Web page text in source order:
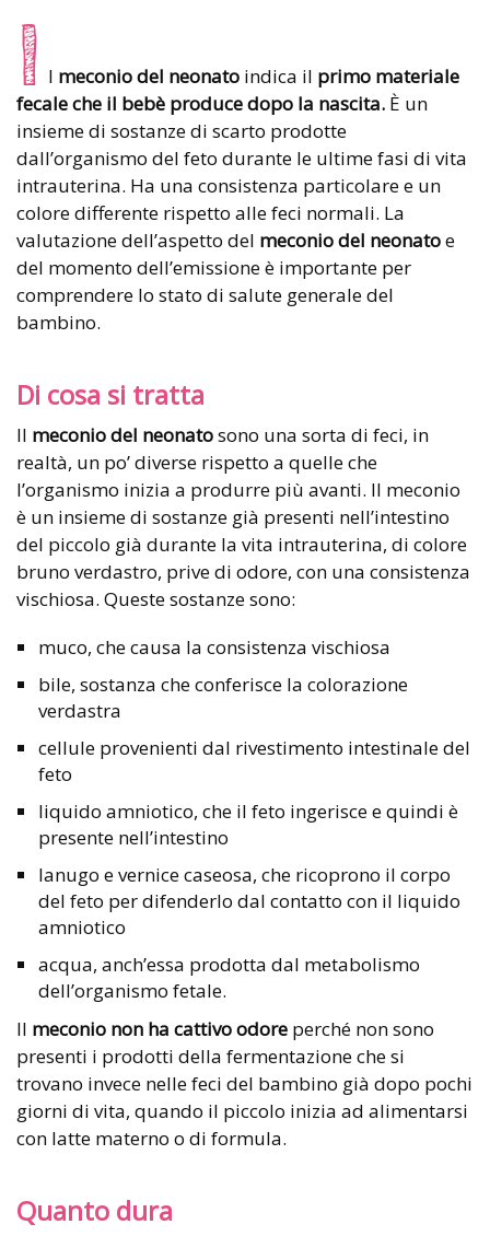
I l meconio del neonato indica il primo materiale
fecale che il bebè produce dopo la nascita. È un
insieme di sostanze di scarto prodotte
dall’organismo del feto durante le ultime fasi di vita
intrauterina. Ha una consistenza particolare e un
colore differente rispetto alle feci normali. La
valutazione dell’aspetto del meconio del neonatoe
del momento dell’emissione è importante per
comprendere lo stato di salute generale del
bambino.
Di cosa si tratta
Il meconio del neonatosono una sorta di feci, in
realtà, un po’ diverse rispetto a quelle che
l’organismo inizia a produrre più avanti. Il meconio
è un insieme di sostanze già presenti nell’intestino
del piccolo già durante la vita intrauterina, di colore
bruno verdastro, prive di odore, con una consistenza
vischiosa. Queste sostanze sono:
muco, che causa la consistenza vischiosa
bile, sostanza che conferisce la colorazione
verdastra
cellule provenienti dal rivestimento intestinale del
feto
liquido amniotico, che il feto ingerisce e quindi è
presente nell’intestino
lanugo e vernice caseosa, che ricoprono il corpo
del feto per difenderlo dal contatto con il liquido
amniotico
acqua, anch’essa prodotta dal metabolismo
dell’organismo fetale.
Il meconio non ha cattivo odore perché non sono
presenti i prodotti della fermentazione che si
trovano invece nelle feci del bambino già dopo pochi
giorni di vita, quando il piccolo inizia ad alimentarsi
con latte materno o di formula.
Quanto dura